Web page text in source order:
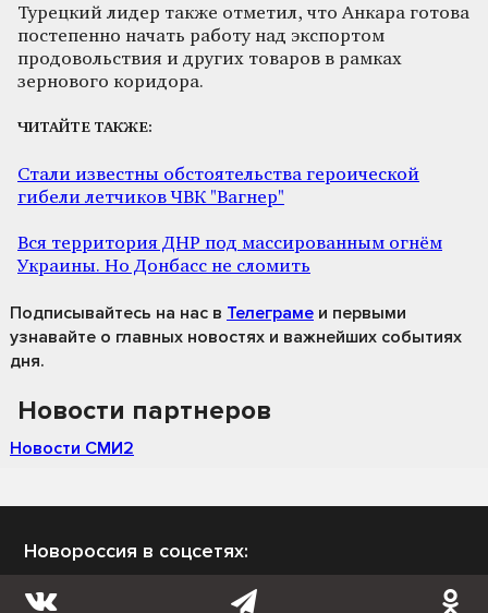
Турецкий лидер также отметил, что Анкара готова
постепенно начать работу над экспортом
продовольствия и других товаров в рамках
зернового коридора.
ЧИТАЙТЕ ТАКЖЕ:
Стали известны обстоятельства героической
гибели летчиков ЧВК "Вагнер"
Вся территория ДНР под массированным огнём
Украины. Но Донбасс не сломить
Подписывайтесь на нас в Телеграме и первыми
узнавайте о главных новостях и важнейших событиях
дня.
Новости партнеров
Новости СМИ2
Новороссия в соцсетях: